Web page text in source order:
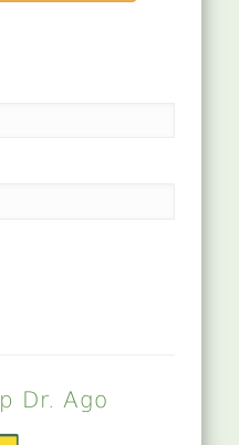
Dr. Ago